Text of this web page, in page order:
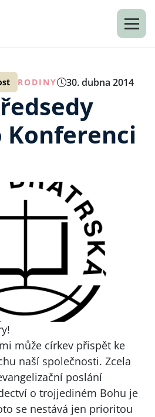
RODINY 30. dubna 2014
Konferenci
může církev přispět ke
naší společnosti. Zcela
poslání
o trojjediném Bohu je
se nestává jen prioritou